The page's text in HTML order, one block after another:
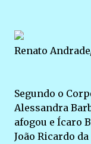
Renato
Segundo o
Alessandra
afogou e Ícaro
João Ricardo